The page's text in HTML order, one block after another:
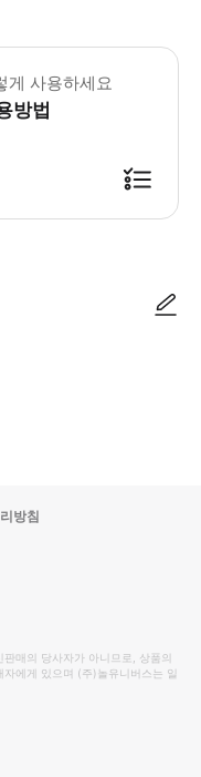
이상의 성인은 전기 자
게 사용하세요
방법
방침
매의 당사자가 아니므로, 상품의
자에게 있으며 (주)놀유니버스는 일